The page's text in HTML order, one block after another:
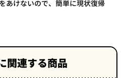
あけないので、簡単に現状復帰
関連する商品